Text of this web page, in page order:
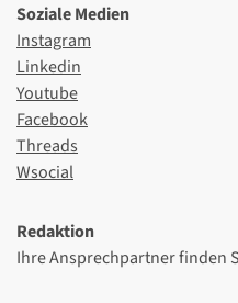
Soziale Medien
Instagram
Linkedin
Youtube
Facebook
Threads
Wsocial
Redaktion
Ihre Ansprechpartner finden